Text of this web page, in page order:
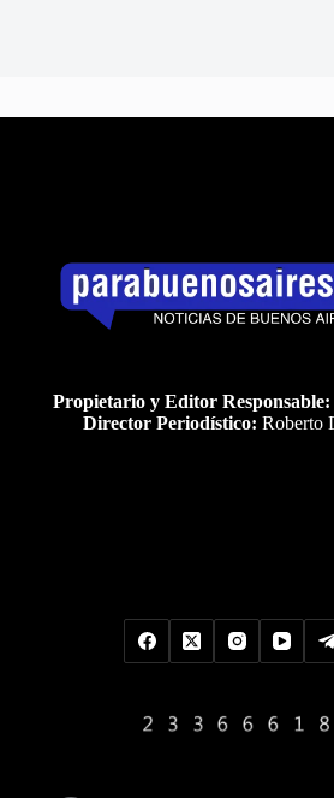
Propietario y Editor Responsable:
Director Periodístico: Roberto